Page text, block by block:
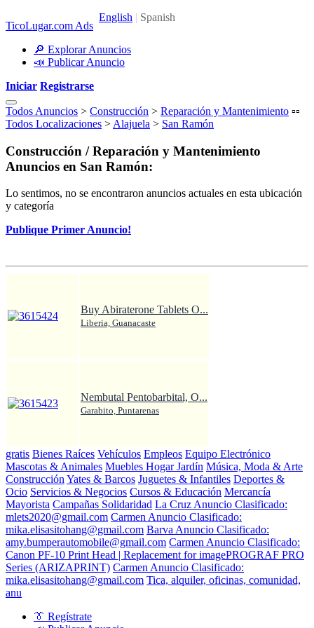
TicoLugar.com Ads
🔎 Explorar Anuncios
📣 Publicar Anuncio
Iniciar Registrarse
Todos Anuncios > Construcción > Reparación y Mantenimiento ▫️▫️
Todos Localizaciones > Alajuela > San Ramón
Construcción / Reparación y Mantenimiento
Anuncios en San Ramón:
Lo sentimos, no se encontraron anuncios actuales en esta ubicación
y categoría
Publique Primer Anuncio!
Buy Abiraterone Tablets O...
Liberia, Guanacaste
Nembutal Pentobarbital, O...
Garabito, Puntarenas
gratis Bienes Raíces Vehículos Empleos Equipo Electrónico
Mascotas & Animales Muebles Hogar Jardín Música, Moda & Arte
ConstrucciónYates & Barcos Juguetes & Infantiles Deportes &
Ocio Servicios & Negocios Cursos & Educación Mercancía
Mayorista Campañas Solidaridad La Cruz Anuncio Clasificado:
mlets2020@gmail.com Carmen Anuncio Clasificado:
mika.elisasitohang@gmail.com Barva Anuncio Clasificado:
amy.bumperautomobile@gmail.com Carmen Anuncio Clasificado:
Canon PF-10 Print Head | Replacement for imagePROGRAF PRO
Series (ARIZAPRINT) Carmen Anuncio Clasificado:
mika.elisasitohang@gmail.com Tica, alquiler, oficinas, comunidad,
anu
👔 Regístrate